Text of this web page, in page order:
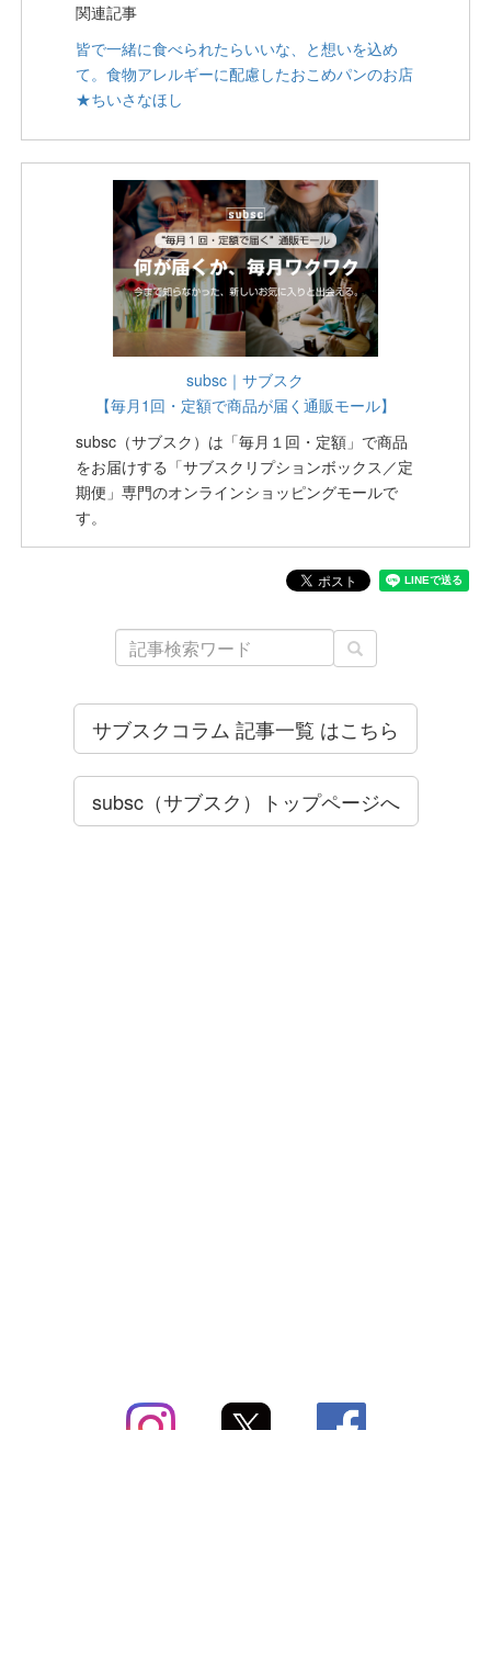
関連記事
皆で一緒に食べられたらいいな、と想いを込め
て。食物アレルギーに配慮したおこめパンのお店
★ちいさなほし
subsc｜サブスク
【毎月1回・定額で商品が届く通販モール】
subsc（サブスク）は「毎月１回・定額」で商品
をお届けする「サブスクリプションボックス／定
期便」専門のオンラインショッピングモールで
す。
サブスクコラム 記事一覧 はこちら
subsc（サブスク）トップページへ